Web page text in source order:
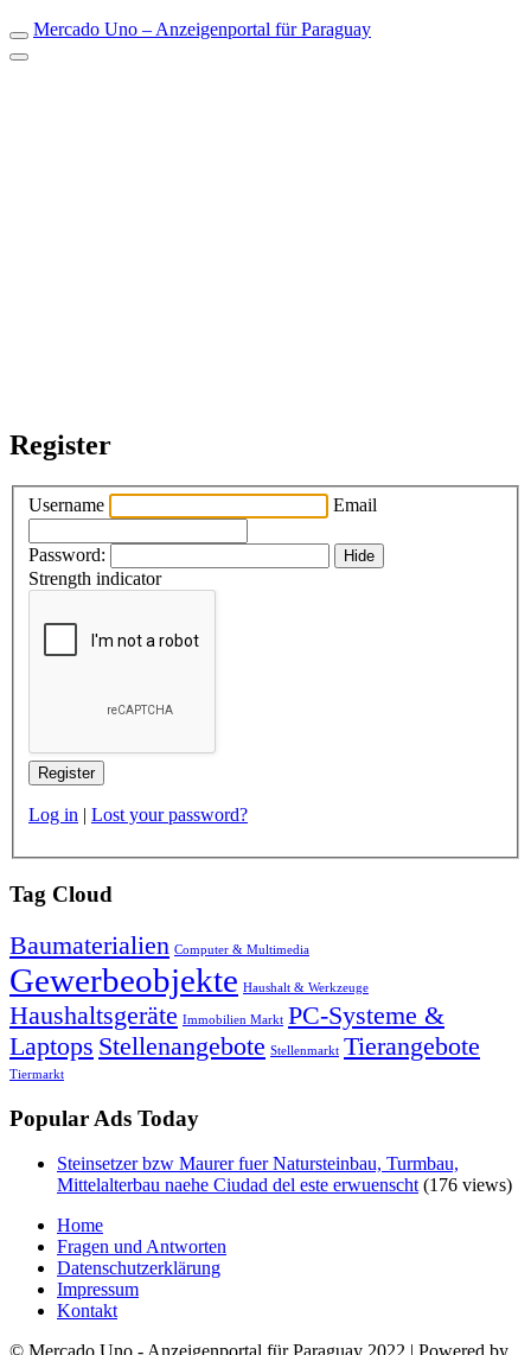
Mercado Uno – Anzeigenportal für Paraguay
Register
Username Email
Password: Hide
Strength indicator
Log in | Lost your password?
Tag Cloud
Baumaterialien Computer & Multimedia
Gewerbeobjekte Haushalt & Werkzeuge
Haushaltsgeräte Immobilien Markt PC-Systeme &
Laptops Stellenangebote Stellenmarkt Tierangebote
Tiermarkt
Popular Ads Today
Steinsetzer bzw Maurer fuer Natursteinbau, Turmbau,
Mittelalterbau naehe Ciudad del este erwuenscht (176 views)
Home
Fragen und Antworten
Datenschutzerklärung
Impressum
Kontakt